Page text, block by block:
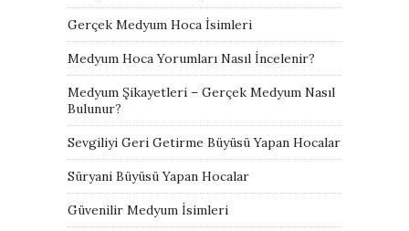
Gerçek Medyum Hoca İsimleri
Medyum Hoca Yorumları Nasıl İncelenir?
Medyum Şikayetleri – Gerçek Medyum Nasıl
Bulunur?
Sevgiliyi Geri Getirme Büyüsü Yapan Hocalar
Süryani Büyüsü Yapan Hocalar
Güvenilir Medyum İsimleri